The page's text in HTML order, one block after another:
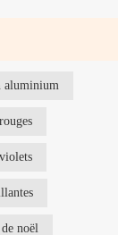
aluminium
noël